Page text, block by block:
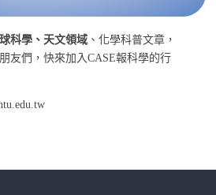
科學、天文領域 、化學科普文章，
友們，快來加入CASE報科學的行